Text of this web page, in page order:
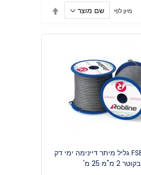
מיון לפי
יורד
FSE Robline גליל מיתר דיינימה ימי דק
בקוטר 2 מ"מ 25 מ'